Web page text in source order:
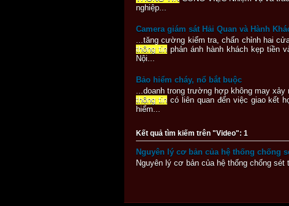
nghiệp...
Camera giám sát Hải Quan và Hành
...tăng cường kiểm tra, chấn chỉnh hai
thông tin phản ánh hành khách kẹp tiền
Nội...
Bảo hiểm cháy, nổ bắt buộc
...doanh trong trường hợp không may
thông tincó liên quan đến việc giao kết
hiểm...
Kết quả tìm kiếm trên "Video": 1
Nguyên lý cơ bản của hệ thống chống
Nguyên lý cơ bản của hệ thống chống sét